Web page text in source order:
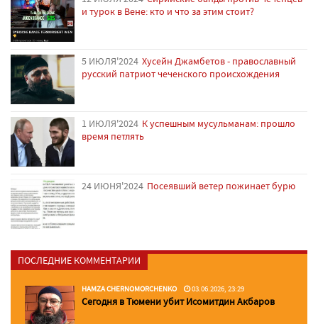
и турок в Вене: кто и что за этим стоит?
5 ИЮЛЯ'2024 Хусейн Джамбетов - православный
русский патриот чеченского происхождения
1 ИЮЛЯ'2024 К успешным мусульманам: прошло
время петлять
24 ИЮНЯ'2024 Посеявший ветер пожинает бурю
ПОСЛЕДНИЕ КОММЕНТАРИИ
HAMZA CHERNOMORCHENKO 03.06.2026, 23:29
Сегодня в Тюмени убит Исомитдин Акбаров